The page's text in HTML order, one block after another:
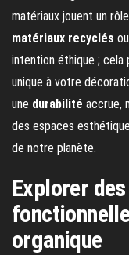
matériaux jouent un
matériaux recyclés ou
intention éthique ; cela
unique à votre
une durabilité accrue,
des espaces
de notre planète.
Explorer
organique